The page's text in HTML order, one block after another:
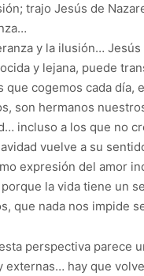
trajo Jesús de
y la ilusión…
y lejana, puede
que cogemos cada día,
son hermanos
incluso a los que no
vuelve a su
expresión del amor
la vida tiene un
que nada nos impide
perspectiva parece
externas… hay que